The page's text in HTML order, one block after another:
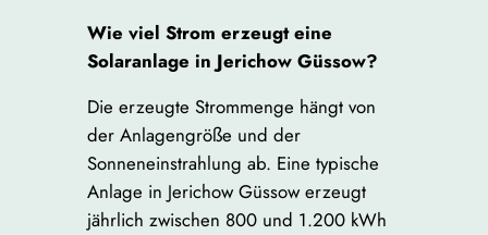
Wie viel Strom erzeugt eine
Solaranlage in Jerichow Güssow?
Die erzeugte Strommenge hängt von
der Anlagengröße und der
Sonneneinstrahlung ab. Eine typische
Anlage in Jerichow Güssow erzeugt
jährlich zwischen 800 und 1.200 kWh